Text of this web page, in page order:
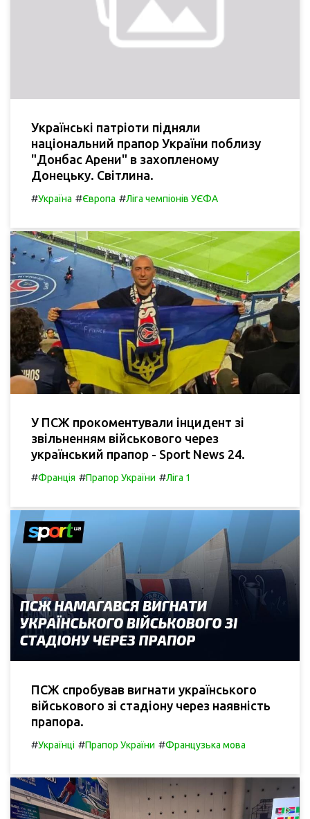
Українські патріоти підняли
національний прапор України поблизу
"Донбас Арени" в захопленому
Донецьку. Світлина.
#Україна #Європа #Ліга чемпіонів УЄФА
У ПСЖ прокоментували інцидент зі
звільненням військового через
український прапор - Sport News 24.
#Франція #Прапор України #Ліга 1
ПСЖ спробував вигнати українського
військового зі стадіону через наявність
прапора.
#Українці #Прапор України #Французька мова